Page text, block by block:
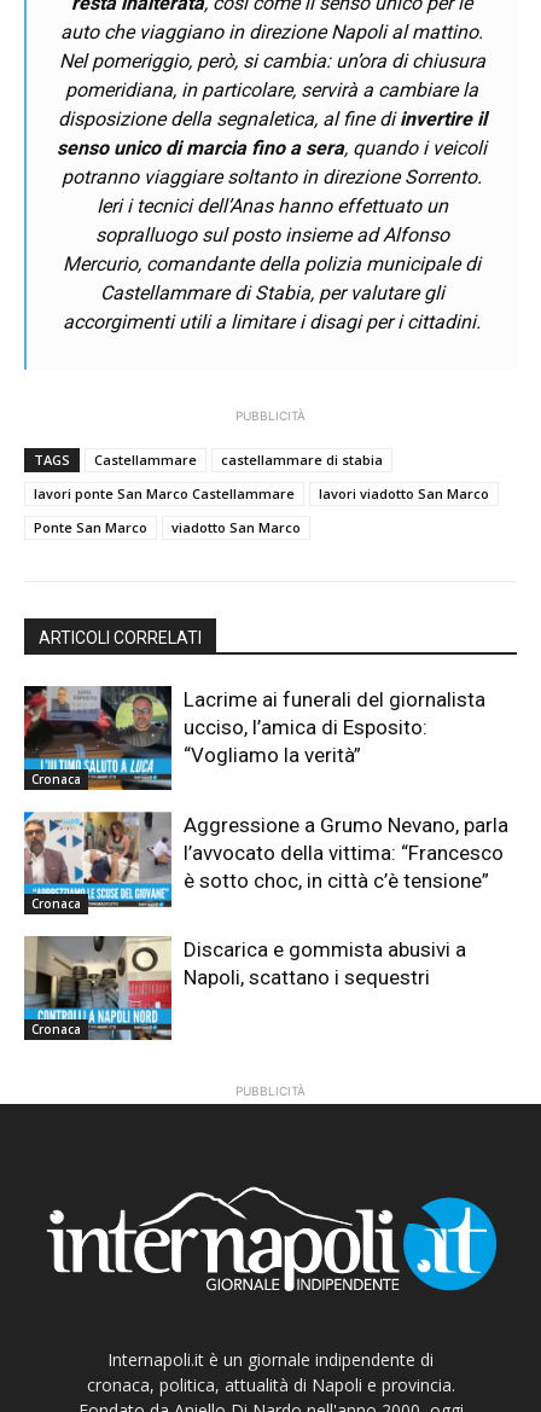
auto che viaggiano in direzione Napoli al mattino.
Nel pomeriggio, però, si cambia: un’ora di chiusura
pomeridiana, in particolare, servirà a cambiare la
disposizione della segnaletica, al fine diinvertire il
senso unico di marcia fino a sera, quando i veicoli
potranno viaggiare soltanto in direzione Sorrento.
Ieri i tecnici dell’Anas hanno effettuato un
sopralluogo sul posto insieme ad Alfonso
Mercurio, comandante della polizia municipale di
Castellammare di Stabia, per valutare gli
accorgimenti utili a limitare i disagi per i cittadini.
PUBBLICITÀ
TAGS Castellammare
castellammare di stabia
lavori ponte San Marco Castellammare
lavori viadotto San Marco
Ponte San Marco
viadotto San Marco
ARTICOLI CORRELATI
Cronaca
Lacrime ai funerali del giornalista
ucciso, l’amica di Esposito:
“Vogliamo la verità”
Cronaca
Aggressione a Grumo Nevano, parla
l’avvocato della vittima: “Francesco
è sotto choc, in città c’è tensione”
Cronaca
Discarica e gommista abusivi a
Napoli, scattano i sequestri
PUBBLICITÀ
Internapoli.it è un giornale indipendente di
cronaca, politica, attualità di Napoli e provincia.